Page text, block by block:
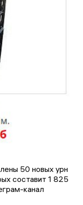
50 новых урн
составит 1 825
канал